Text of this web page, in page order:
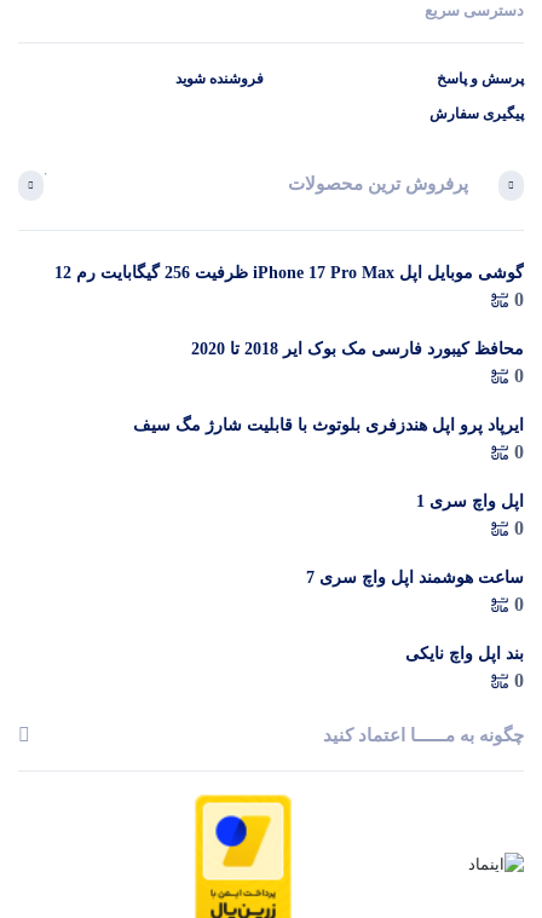
دسترسی سریع
پرسش و پاسخ
پیگیری سفارش
فروشنده شوید
پرفروش ترین محصولات
گوشی موبایل اپل iPhone 17 Pro Max ظرفیت 256 گیگابایت رم 12
گیگابایت (ZAA) – Not Active رجیستر شده
0
محافظ کیبورد فارسی مک بوک ایر 2018 تا 2020
0
ایرپاد پرو اپل هندزفری بلوتوث با قابلیت شارژ مگ سیف
0
اپل واچ سری 1
0
ساعت هوشمند اپل واچ سری 7
0
بند اپل واچ نایکی
0
چگونه به مــــــا اعتماد کنید